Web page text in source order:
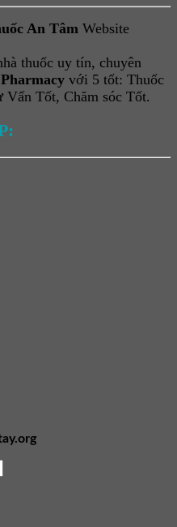
An Tâm Website
thuốc uy tín, chuyên
với 5 tốt: Thuốc
Tốt, Chăm sóc Tốt.